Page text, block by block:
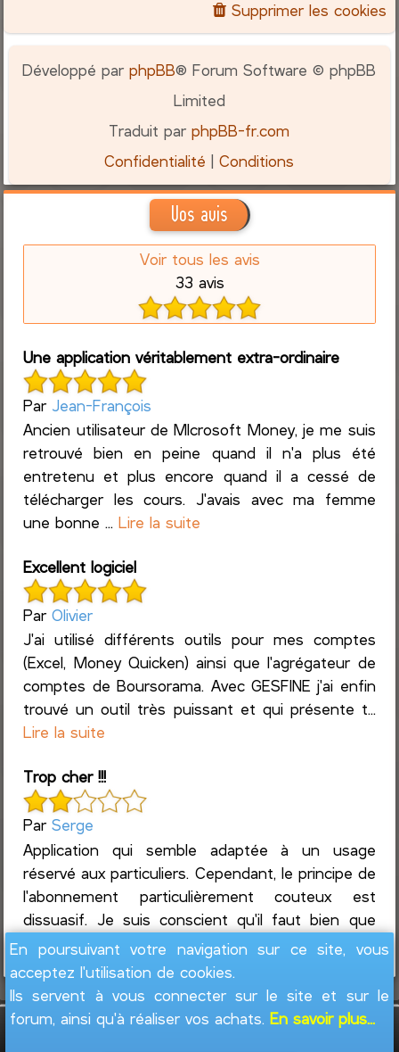
Supprimer les cookies
Développé parphpBB® Forum Software © phpBB
Limited
Traduit parphpBB-fr.com
Confidentialité |Conditions
Vos avis
Voir tous les avis
33 avis
Une application véritablement extra-ordinaire
Par Jean-François
Ancien utilisateur de MIcrosoft Money, je me suis
retrouvé bien en peine quand il n'a plus été
entretenu et plus encore quand il a cessé de
télécharger les cours. J'avais avec ma femme
une bonne ...Lire la suite
Excellent logiciel
ParOlivier
J'ai utilisé différents outils pour mes comptes
(Excel, Money Quicken) ainsi que l'agrégateur de
comptes de Boursorama. Avec GESFINE j'ai enfin
trouvé un outil très puissant et qui présente t...
Lire la suite
Trop cher !!!
ParSerge
Application qui semble adaptée à un usage
réservé aux particuliers. Cependant, le principe de
l'abonnement particulièrement couteux est
dissuasif. Je suis conscient qu'il faut bien que
tout le mo...Lire la suite
En poursuivant votre navigation sur ce site, vous
acceptez l'utilisation de cookies.
Ils servent à vous connecter sur le site et sur le
forum, ainsi qu'à réaliser vos achats.En savoir plus...
GesFine - Copyright © 2008 - 2026Jacques